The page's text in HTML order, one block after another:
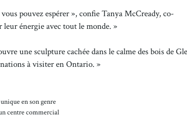
pouvez espérer », confie Tanya McCready, co-
énergie avec tout le monde. »
une sculpture cachée dans le calme des bois de
à visiter en Ontario. »
en son genre
centre commercial